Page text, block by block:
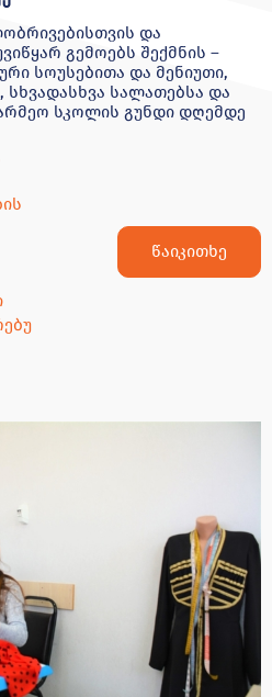
და
გემოებს შექმნის –
სოუსებითა და მენიუთი,
სხვადასხვა სალათებსა და
სკოლის გუნდი დღემდე
წაიკითხე